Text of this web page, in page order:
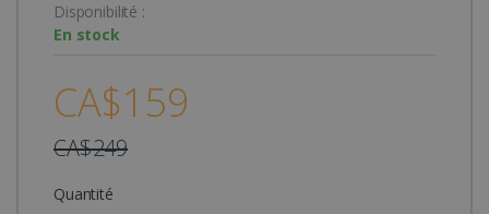
Disponibilité :
En stock
CA$159
CA$249
Quantité